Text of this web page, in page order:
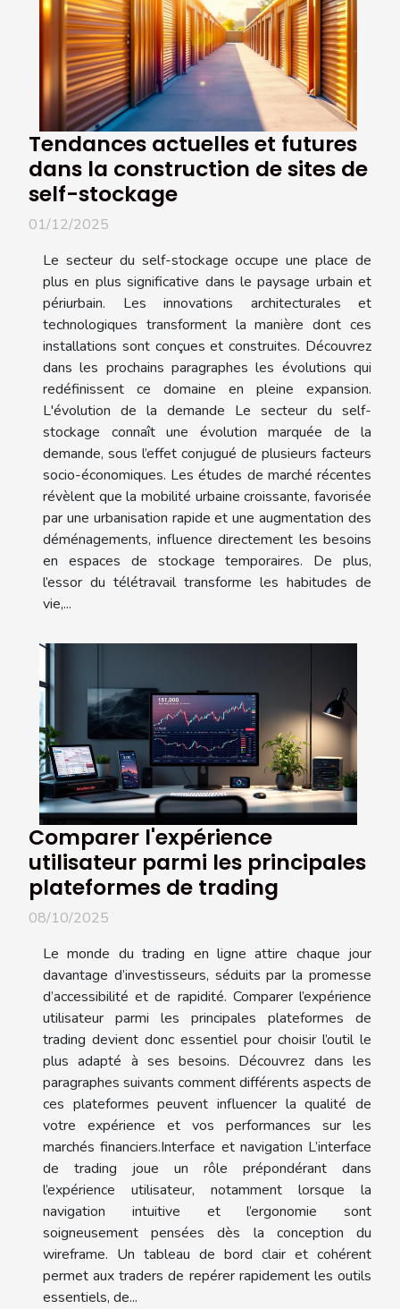
Tendances actuelles et futures
dans la construction de sites de
self-stockage
01/12/2025
Le secteur du self-stockage occupe une place de
plus en plus significative dans le paysage urbain et
périurbain. Les innovations architecturales et
technologiques transforment la manière dont ces
installations sont conçues et construites. Découvrez
dans les prochains paragraphes les évolutions qui
redéfinissent ce domaine en pleine expansion.
L'évolution de la demande Le secteur du self-
stockage connaît une évolution marquée de la
demande, sous l’effet conjugué de plusieurs facteurs
socio-économiques. Les études de marché récentes
révèlent que la mobilité urbaine croissante, favorisée
par une urbanisation rapide et une augmentation des
déménagements, influence directement les besoins
en espaces de stockage temporaires. De plus,
l’essor du télétravail transforme les habitudes de
vie,...
Comparer l'expérience
utilisateur parmi les principales
plateformes de trading
08/10/2025
Le monde du trading en ligne attire chaque jour
davantage d’investisseurs, séduits par la promesse
d’accessibilité et de rapidité. Comparer l’expérience
utilisateur parmi les principales plateformes de
trading devient donc essentiel pour choisir l’outil le
plus adapté à ses besoins. Découvrez dans les
paragraphes suivants comment différents aspects de
ces plateformes peuvent influencer la qualité de
votre expérience et vos performances sur les
marchés financiers.Interface et navigation L’interface
de trading joue un rôle prépondérant dans
l’expérience utilisateur, notamment lorsque la
navigation intuitive et l’ergonomie sont
soigneusement pensées dès la conception du
wireframe. Un tableau de bord clair et cohérent
permet aux traders de repérer rapidement les outils
essentiels, de...